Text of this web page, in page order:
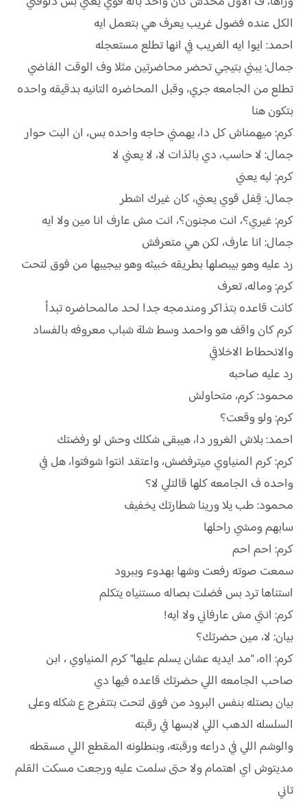
الكل عنده فضول غريب يعرف هي بتعمل ايه
احمد: ايوا ايه الغريب في انها تطلع مستعجله
جمال: يبني بتيجي تحضر محاضرتين مثلا وف الوقت الفاضي
تطلع من الجامعه جري، وقبل المحاضره التانيه بدقيقه واحده
بتكون هنا
كرم: ميهمناش كل دا، يهمني حاجه واحده بس، ان البت حوار
جمال: لا حاسب، دي بالذات لا، لا يعني لا
كرم: ليه يعني
جمال: قِفل قوي يعني، كان غيرك اشطر
كرم: غيري؟، انت مجنون؟، انت مش عارف انا مين ولا ايه
جمال: انا عارف، لكن هي متعرفش
رد عليه وهو بيبصلها بطريقه خبيثه وهو بيجيبها من فوق لتحت
كرم: وماله، تعرف
كانت قاعده بتذاكر ومندمجه جدا لحد مالمحاضره تبدأ
كرم كان واقف هو واحمد وسط شلة شباب معروفه بالفساد
والانحطاط الاخلاقي
رد عليه صاحبه
محمود: كرم، متحاولش
كرم: ولو وقعت؟
احمد: بلاش الغرور دا، هيبقى شكلك وحش لو رفضتك
كرم: كرم المنياوي ميترفضش، واعتقد انتوا شوفتوا، هل في
واحده ف الجامعه كلها قالتلي لا؟
محمود: طب يلا ورينا شطارتك يخفيف
سابهم ومشي راحلها
كرم: احم احم
سمعت صوته رفعت وشها بهدوء وببرود
استناها ترد بس فضلت بصاله مستنياه يتكلم
كرم: انتي مش عارفاني ولا ايه!
بيان: لا، مين حضرتك؟
كرم: ااه، "مد ايديه عشان يسلم عليها" كرم المنياوي ، ابن
صاحب الجامعه اللي حضرتك قاعده فيها دي
بيان بصتله بنفس البرود من فوق لتحت بتتفرج ع شكله وعلى
السلسله الدهب اللي لابسها في رقبته
والوشم اللي في دراعه ورقبته، وبنطلونه المقطع اللي مسقطه
مديتوش اي اهتمام ولا حتى سلمت عليه ورجعت مسكت القلم
تاني